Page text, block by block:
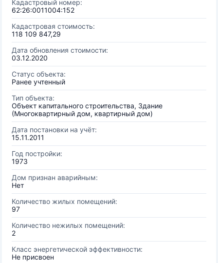
Кадастровый номер:
62:26:0011004:152
Кадастровая стоимость:
118 109 847,29
Дата обновления стоимости:
03.12.2020
Статус объекта:
Ранее учтенный
Тип объекта:
Объект капитального строительства, Здание
(Многоквартирный дом, квартирный дом)
Дата постановки на учёт:
15.11.2011
Год постройки:
1973
Дом признан аварийным:
Нет
Количество жилых помещений:
97
Количество нежилых помещений:
2
Класс энергетической эффективности:
Не присвоен